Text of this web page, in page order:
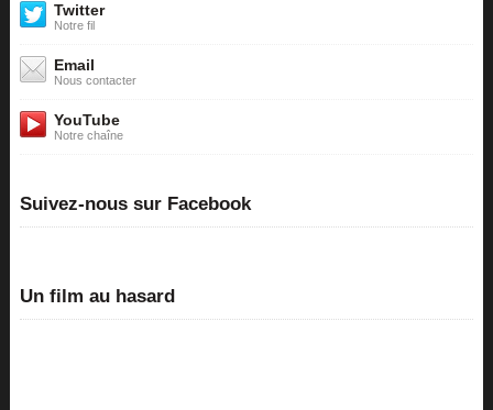
Twitter
Notre fil
Email
Nous contacter
YouTube
Notre chaîne
Suivez-nous sur Facebook
Un film au hasard